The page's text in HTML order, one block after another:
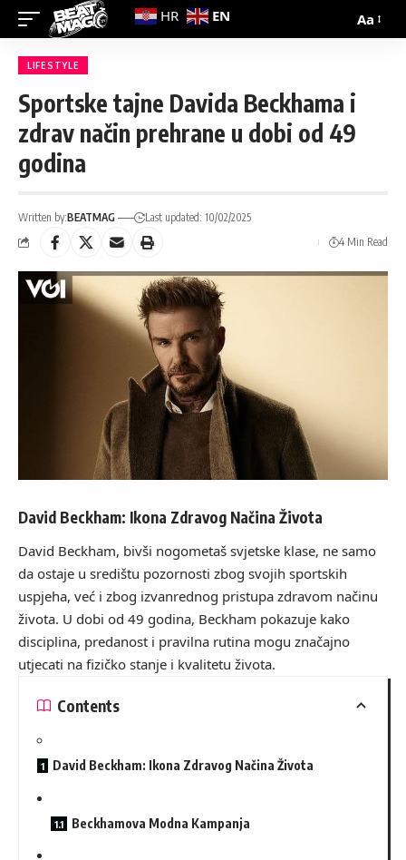
Aa
LIFESTYLE
Sportske tajne Davida Beckhama i
zdrav način prehrane u dobi od 49
godina
Written by:BEATMAG
Last updated: 10/02/2025
4 Min Read
David Beckham: Ikona Zdravog Načina Života
David Beckham, bivši nogometaš svjetske klase, ne samo
da ostaje u središtu pozornosti zbog svojih sportskih
uspjeha, već i zbog izvanrednog pristupa zdravom načinu
života. U dobi od 49 godina, Beckham pokazuje kako
disciplina, predanost i pravilna rutina mogu značajno
utjecati na fizičko stanje i kvalitetu života.
Contents
David Beckham: Ikona Zdravog Načina Života
Beckhamova Modna Kampanja
HR EN